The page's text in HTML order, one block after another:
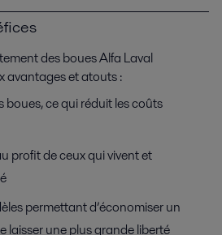
des boues Alfa Laval
avantages et atouts :
boues, ce qui réduit les coûts
profit de ceux qui vivent et
permettant d’économiser un
laisser une plus grande liberté